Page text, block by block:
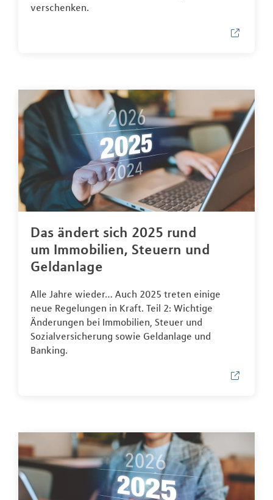
verschenken.
Das ändert sich 2025 rund
um Immobilien, Steuern und
Geldanlage
Alle Jahre wieder… Auch 2025 treten einige
neue Regelungen in Kraft. Teil 2: Wichtige
Änderungen bei Immobilien, Steuer und
Sozialversicherung sowie Geldanlage und
Banking.